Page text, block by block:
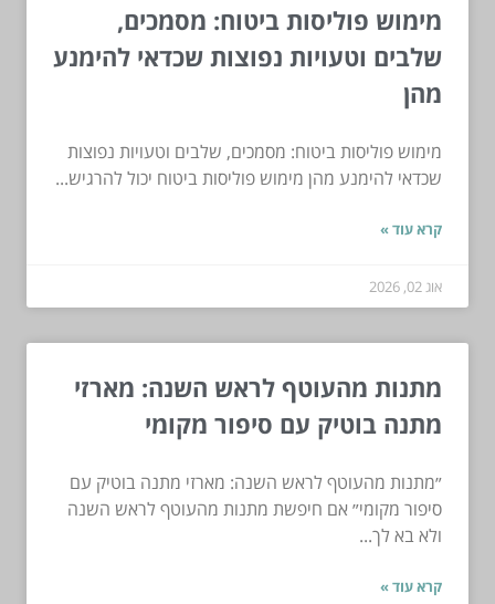
מימוש פוליסות ביטוח: מסמכים,
שלבים וטעויות נפוצות שכדאי להימנע
מהן
מימוש פוליסות ביטוח: מסמכים, שלבים וטעויות נפוצות
שכדאי להימנע מהן מימוש פוליסות ביטוח יכול להרגיש...
קרא עוד »
אוג 02, 2026
מתנות מהעוטף לראש השנה: מארזי
מתנה בוטיק עם סיפור מקומי
״מתנות מהעוטף לראש השנה: מארזי מתנה בוטיק עם
סיפור מקומי״ אם חיפשת מתנות מהעוטף לראש השנה
ולא בא לך...
קרא עוד »